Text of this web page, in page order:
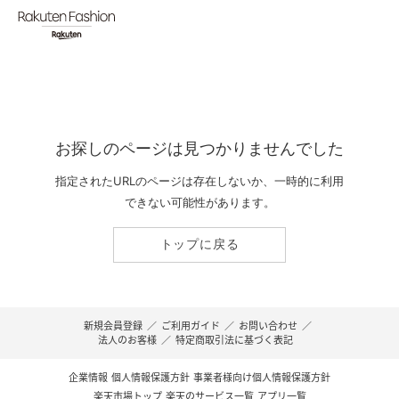
お探しのページは見つかりませんでした
指定されたURLのページは存在しないか、一時的に利用
できない可能性があります。
トップに戻る
新規会員登録 ／ ご利用ガイド ／ お問い合わせ ／
法人のお客様 ／ 特定商取引法に基づく表記
企業情報 個人情報保護方針 事業者様向け個人情報保護方針
楽天市場トップ 楽天のサービス一覧 アプリ一覧